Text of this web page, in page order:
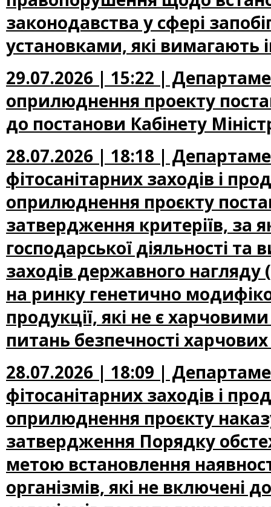
законодавства у сфері
установками, які вимагають
29.07.2026 | 15:22 |
оприлюднення проекту
до постанови Кабінету
28.07.2026 | 18:18 |
фітосанітарних заходів і
оприлюднення проєкту
затвердження критеріїв, за
господарської діяльності
заходів державного
на ринку генетично
продукції, які не є
питань безпечності
28.07.2026 | 18:09 |
фітосанітарних заходів і
оприлюднення проєкту
затвердження Порядку
метою встановлення
організмів, які не включені